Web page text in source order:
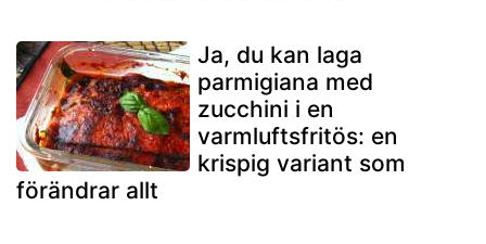
Ja, du kan laga
parmigiana med
zucchini i en
varmluftsfritös: en
krispig variant som
förändrar allt